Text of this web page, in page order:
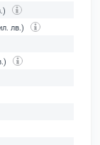
лв.)